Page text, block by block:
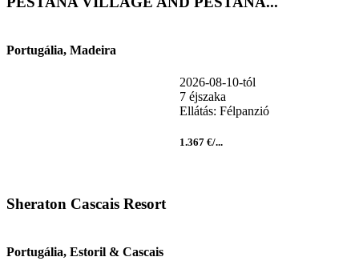
Portugália, Madeira
2026-08-10-tól
7 éjszaka
Ellátás: Félpanzió
1.367 €/...
Sheraton Cascais Resort
Portugália, Estoril & Cascais